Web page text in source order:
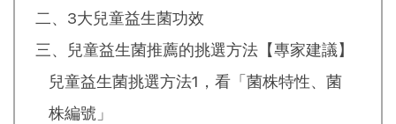
二、3大兒童益生菌功效
三、兒童益生菌推薦的挑選方法【專家建議】
兒童益生菌挑選方法1，看「菌株特性、菌
株編號」